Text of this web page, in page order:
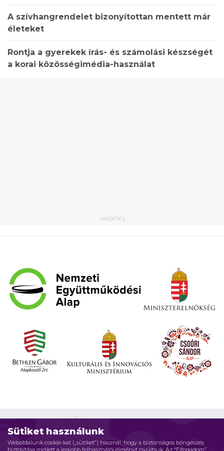
Sütiket használunk
Weboldalunk cookie-kat („sütiket”) használ, hogy a biztonságos böngészés
biztosítása mellett a legjobb felhasználói élményt nyújtsuk. Az “Elfogadom”
A szívhangrendelet bizonyítottan mentett már
életeket
Rontja a gyerekek írás- és számolási készségét
a korai közösségimédia-használat
HIRDETÉS